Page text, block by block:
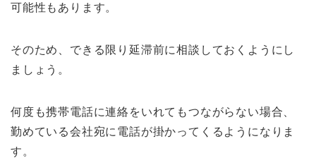
可能性もあります。
そのため、できる限り延滞前に相談しておくようにし
ましょう。
何度も携帯電話に連絡をいれてもつながらない場合、
勤めている会社宛に電話が掛かってくるようになりま
す。